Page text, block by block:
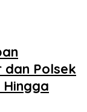
dan Polsek